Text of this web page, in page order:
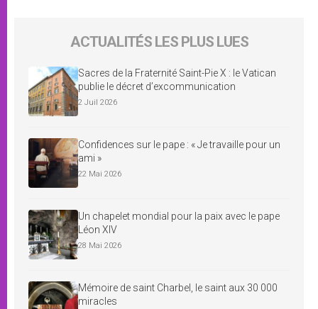
ACTUALITÉS LES PLUS LUES
Sacres de la Fraternité Saint-Pie X : le Vatican
publie le décret d’excommunication
2 Juil 2026
Confidences sur le pape : « Je travaille pour un
ami »
22 Mai 2026
Un chapelet mondial pour la paix avec le pape
Léon XIV
28 Mai 2026
Mémoire de saint Charbel, le saint aux 30 000
miracles